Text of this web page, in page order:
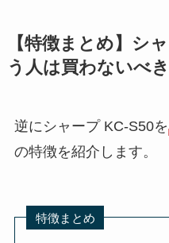
【特徴まとめ】シ
う人は買わないべき
逆にシャープ KC-S50を
の特徴を紹介します。
特徴まとめ